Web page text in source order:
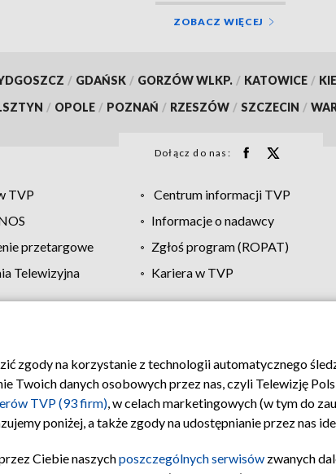
ZOBACZ WIĘCEJ
/ GDAŃSK / GORZÓW WLKP. / KATOWICE /
/ OPOLE / POZNAŃ / RZESZÓW / SZCZECIN /
Dołącz do nas:
TVP Centrum informacji TVP
Informacje o nadawcy
przetargowe Zgłoś program (ROPAT)
Telewizyjna Kariera w TVP
Polityka prywatności Moje zgody Pomoc
zgody na korzystanie z technologii automatycznego
Twoich danych osobowych przez nas, czyli Telewizję
TVP (93 firm), w celach marketingowych (w tym do
poniżej, a także zgody na udostępnianie przez nas
Ciebie naszychposzczególnych serwisów zwanych